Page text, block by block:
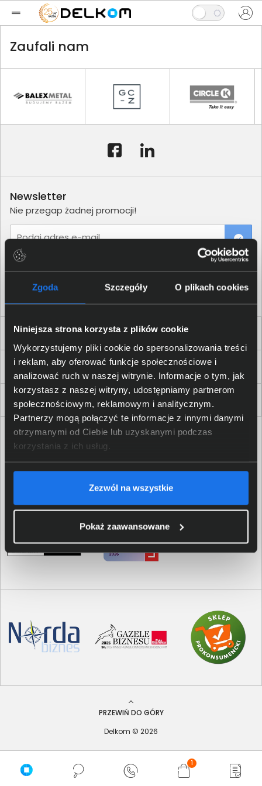
Zgoda Szczegóły O plikach cookies
Niniejsza strona korzysta z plików cookie
Wykorzystujemy pliki cookie do spersonalizowania treści
i reklam, aby oferować funkcje społecznościowe i
analizować ruch w naszej witrynie. Informacje o tym, jak
korzystasz z naszej witryny, udostępniamy partnerom
społecznościowym, reklamowym i analitycznym.
Partnerzy mogą połączyć te informacje z innymi danymi
otrzymanymi od Ciebie lub uzyskanymi podczas
korzystania z ich usług.
Zezwól na wszystkie
Pokaż zaawansowane
1
Zaufali nam
Dla Firm i Instytucji
Zakupy
Delkom 2000
Newsletter
Nie przegap żadnej promocji!
Podaj adres e-mail
PRZEWIŃ DO GÓRY
Delkom © 2026